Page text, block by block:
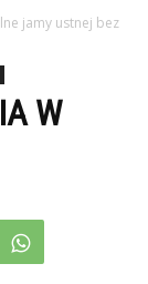
jamy ustnej bez
W